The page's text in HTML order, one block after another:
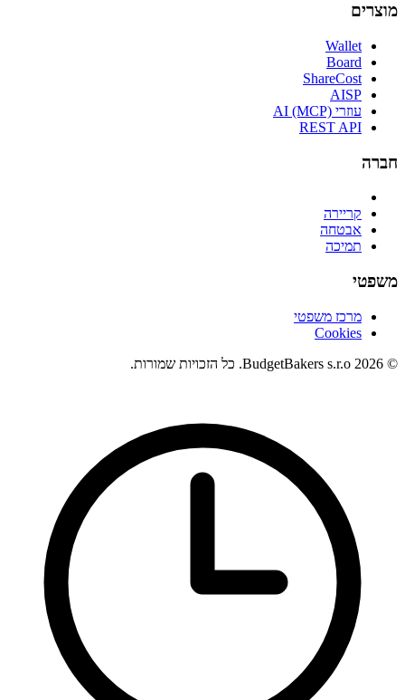
מוצרים
Wallet
Board
ShareCost
AISP
עוזרי AI (MCP)
REST API
חברה
קריירה
אבטחה
תמיכה
משפטי
מרכז משפטי
Cookies
© 2026 BudgetBakers s.r.o. כל הזכויות שמורות.